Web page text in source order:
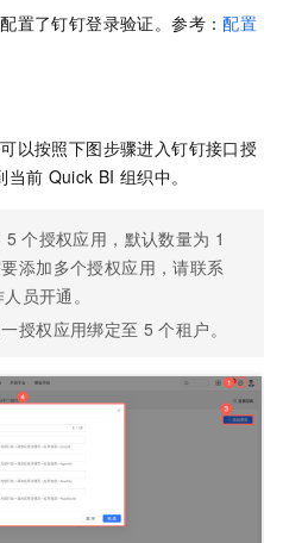
置了钉钉登录验证。参考：配置
以按照下图步骤进入钉钉接口授
当前 Quick BI 组织中。
5 个授权应用，默认数量为 1
添加多个授权应用，请联系
员开通。
授权应用绑定至 5 个租户。